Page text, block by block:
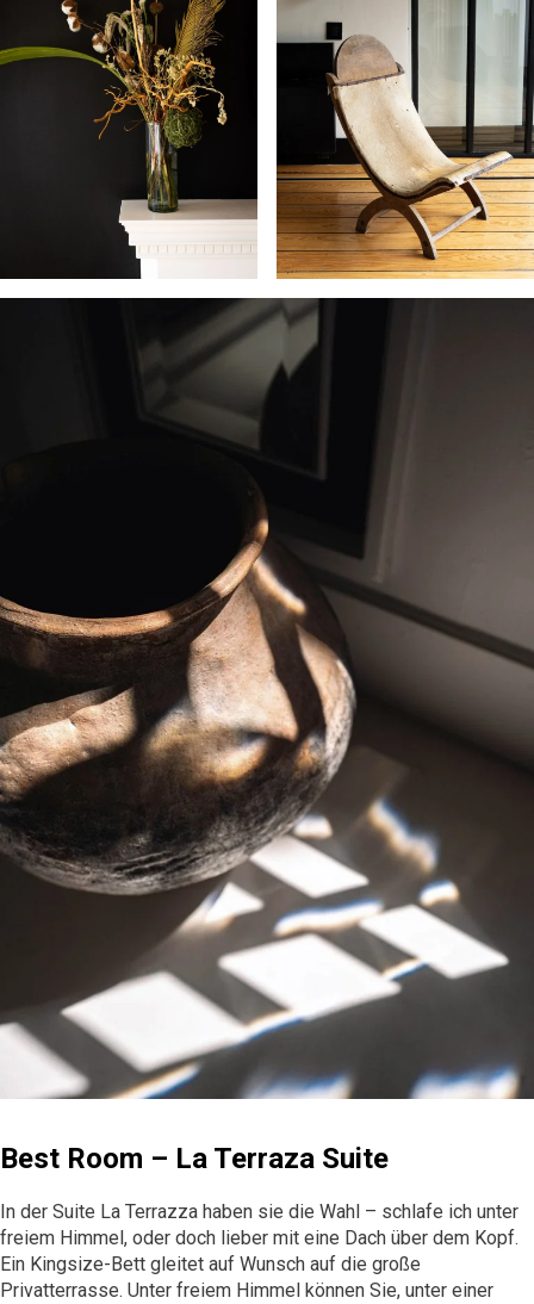
Best Room – La Terraza Suite
In der Suite La Terrazza haben sie die Wahl – schlafe ich unter
freiem Himmel, oder doch lieber mit eine Dach über dem Kopf.
Ein Kingsize-Bett gleitet auf Wunsch auf die große
Privatterrasse. Unter freiem Himmel können Sie, unter einer